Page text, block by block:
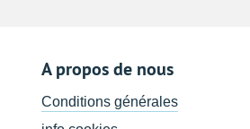
A propos de nous
Conditions générales